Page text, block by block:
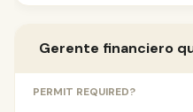
Gerente financiero